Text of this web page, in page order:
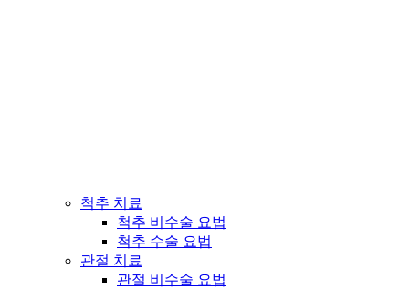
척추 치료
척추 비수술 요법
척추 수술 요법
관절 치료
관절 비수술 요법